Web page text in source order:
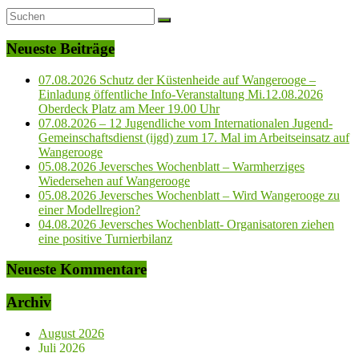
Neueste Beiträge
07.08.2026 Schutz der Küstenheide auf Wangerooge –
Einladung öffentliche Info-Veranstaltung Mi.12.08.2026
Oberdeck Platz am Meer 19.00 Uhr
07.08.2026 – 12 Jugendliche vom Internationalen Jugend-
Gemeinschaftsdienst (ijgd) zum 17. Mal im Arbeitseinsatz auf
Wangerooge
05.08.2026 Jeversches Wochenblatt – Warmherziges
Wiedersehen auf Wangerooge
05.08.2026 Jeversches Wochenblatt – Wird Wangerooge zu
einer Modellregion?
04.08.2026 Jeversches Wochenblatt- Organisatoren ziehen
eine positive Turnierbilanz
Neueste Kommentare
Archiv
August 2026
Juli 2026